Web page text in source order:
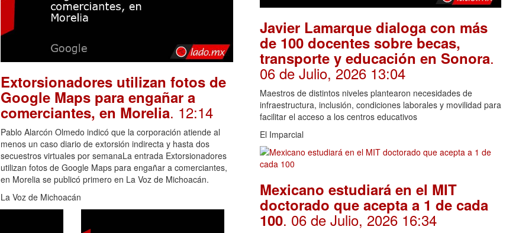
Extorsionadores utilizan fotos de
Google Maps para engañar a
comerciantes, en Morelia. 12:14
Pablo Alarcón Olmedo indicó que la corporación atiende al
menos un caso diario de extorsión indirecta y hasta dos
secuestros virtuales por semanaLa entrada Extorsionadores
utilizan fotos de Google Maps para engañar a comerciantes,
en Morelia se publicó primero en La Voz de Michoacán.
La Voz de Michoacán
Javier Lamarque dialoga con más
de 100 docentes sobre becas,
transporte y educación en Sonora.
06 de Julio, 2026 13:04
Maestros de distintos niveles plantearon necesidades de
infraestructura, inclusión, condiciones laborales y movilidad para
facilitar el acceso a los centros educativos
El Imparcial
Mexicano estudiará en el MIT
doctorado que acepta a 1 de cada
100. 06 de Julio, 2026 16:34